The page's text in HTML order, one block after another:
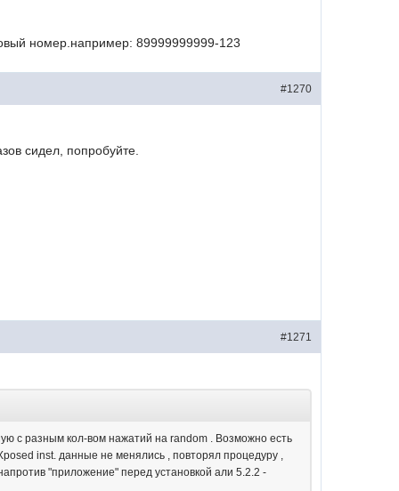
номер.например: 89999999999-123
#1270
сидел, попробуйте.
#1271
с разным кол-вом нажатий на random . Возможно есть
inst. данные не менялись , повторял процедуру ,
"приложение" перед установкой али 5.2.2 -